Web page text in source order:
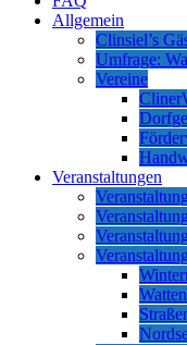
Allgemein
Clinsiel’s
Umfrage:
Vereine
Veranstaltungen